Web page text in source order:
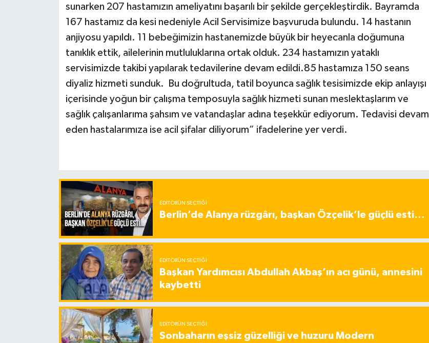
sunarken 207 hastamızın ameliyatını başarılı bir şekilde gerçekleştirdik. Bayramda
167 hastamız da kesi nedeniyle Acil Servisimize başvuruda bulundu. 14 hastanın
anjiyosu yapıldı. 11 bebeğimizin hastanemizde büyük bir heyecanla doğumuna
tanıklık ettik, ailelerinin mutluluklarına ortak olduk. 234 hastamızın yataklı
servisimizde takibi yapılarak tedavilerine devam edildi.85 hastamıza 150 seans
diyaliz hizmeti sunduk. Bu doğrultuda, tatil boyunca sağlık tesisimizde ekip anlayışı
içerisinde yoğun bir çalışma temposuyla sağlık hizmeti sunan meslektaşlarım ve
sağlık çalışanlarıma şahsım ve vatandaşlar adına teşekkür ediyorum. Tedavisi devam
eden hastalarımıza ise acil şifalar diliyorum” ifadelerine yer verdi.
EDITÖRÜN SEÇTIĞI
Berlin’de Alanya rüzgârı, başkan Özçelik’le güçlü esti…
EDITÖRÜN SEÇTIĞI
Başkan Yardımcısı Abdullah Akbaş’ın acı günü, annesini
kaybetti
EDITÖRÜN SEÇTIĞI
Sonbaharın eşsiz güzelliği ve huzuru Modern